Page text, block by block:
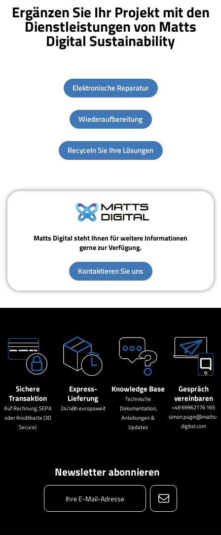
Ergänzen Sie Ihr Projekt mit den
Dienstleistungen von Matts
Digital Sustainability
Elektronische Reparatur
Wiederaufbereitung
Recyceln Sie Ihre Lösungen
Matts Digital steht Ihnen für weitere Informationen
gerne zur Verfügung.
Kontaktieren Sie uns
Sichere
Transaktion
Auf Rechnung, SEPA
oder Kreditkarte (3D
Secure)
Express-
Lieferung
24/48h europaweit
Knowledge Base
Technische
Dokumentation,
Anleitungen &
Updates
Gespräch
vereinbaren
+49 69962176 165
simon.pugin@matts-
digital.com
Newsletter abonnieren